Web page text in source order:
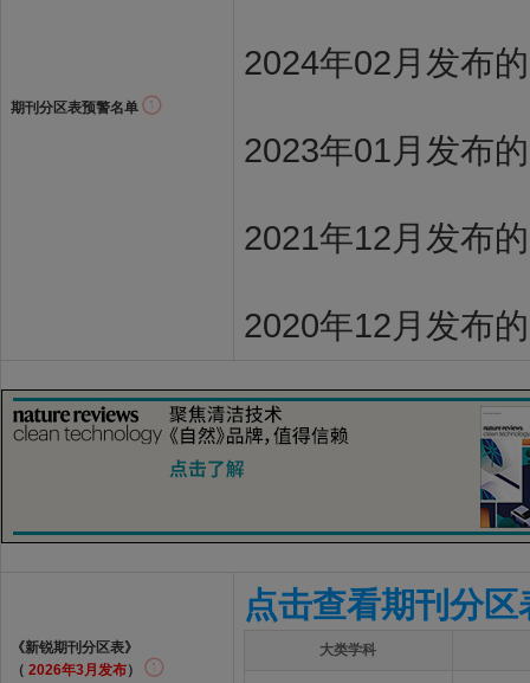
期刊分区表预警名单
2024年02月发布
2023年01月发布
2021年12月发布
2020年12月发布
《新锐期刊分区表》
（ 2026年3月发布）
点击查看期刊分区
大类学科